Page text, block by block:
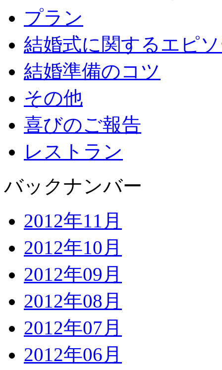
プラン
結婚式に関するエピ
結婚準備のコツ
その他
喜びのご報告
レストラン
バックナンバー
2012年11月
2012年10月
2012年09月
2012年08月
2012年07月
2012年06月